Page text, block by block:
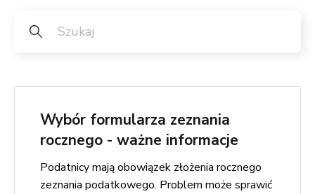
Wybór formularza zeznania
rocznego - ważne informacje
Podatnicy mają obowiązek złożenia rocznego
zeznania podatkowego. Problem może sprawić